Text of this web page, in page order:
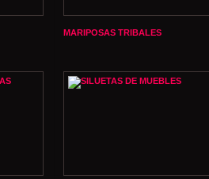
MARIPOSAS TRIBALES